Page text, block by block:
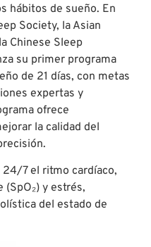
hábitos de sueño. En
Society, la Asian
Chinese Sleep
su primer programa
de 21 días, con metas
expertas y
ofrece
la calidad del
7 el ritmo cardíaco,
y estrés,
del estado de